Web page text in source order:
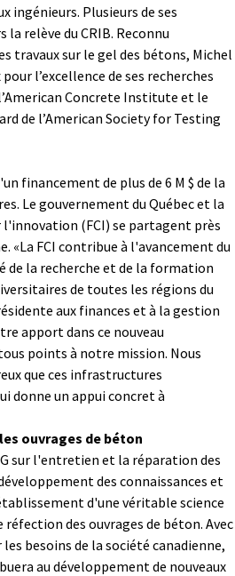
ingénieurs. Plusieurs de ses
relève du CRIB. Reconnu
travaux sur le gel des bétons, Michel
l’excellence de ses recherches
Concrete Institute et le
de l’American Society for Testing
financement de plus de 6 M $ de la
Le gouvernement du Québec et la
(FCI) se partagent près
«La FCI contribue à l'avancement du
de la recherche et de la formation
de toutes les régions du
aux finances et à la gestion
apport dans ce nouveau
points à notre mission. Nous
que ces infrastructures
donne un appui concret à
ouvrages de béton
sur l'entretien et la réparation des
des connaissances et
d'une véritable science
des ouvrages de béton. Avec
besoins de la société canadienne,
au développement de nouveaux